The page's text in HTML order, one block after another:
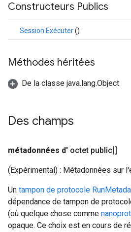
Constructeurs Publics
Session.Exécuter()
Méthodes héritées
De la classe java.lang.Object
Des champs
métadonnées d' octet public[]
(Expérimental) : Métadonnées sur
Un tampon de protocole
dépendance de tampon de
(où quelque chose comme
opaque. Ce choix est en cours de